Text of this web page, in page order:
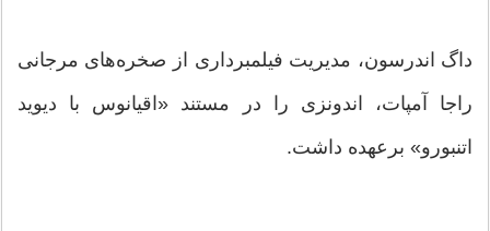
داگ اندرسون، مدیریت فیلمبرداری از صخره‌های مرجانی
راجا آمپات، اندونزی را در مستند «اقیانوس با دیوید
اتنبورو» برعهده داشت.